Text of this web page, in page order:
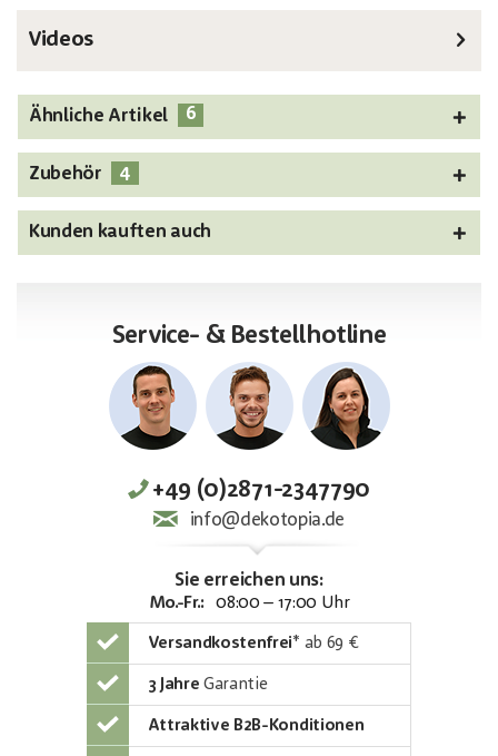
Videos
Ähnliche Artikel 6
Zubehör 4
Kunden kauften auch
Service- & Bestellhotline
+49 (0)2871-2347790
info@dekotopia.de
Sie erreichen uns:
Mo.-Fr.: 08:00 – 17:00 Uhr
Versandkostenfrei* ab 69 €
3 Jahre Garantie
Attraktive B2B-Konditionen